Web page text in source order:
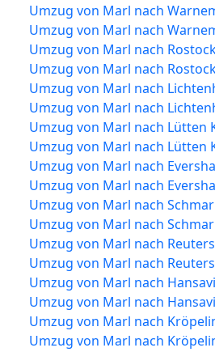
Umzug von Marl nach
Umzug von Marl nach
Umzug von Marl nach
Umzug von Marl nach
Umzug von Marl nach
Umzug von Marl nach
Umzug von Marl nach Lütten
Umzug von Marl nach Lütten
Umzug von Marl nach
Umzug von Marl nach
Umzug von Marl nach
Umzug von Marl nach
Umzug von Marl nach
Umzug von Marl nach
Umzug von Marl nach
Umzug von Marl nach
Umzug von Marl nach
Umzug von Marl nach